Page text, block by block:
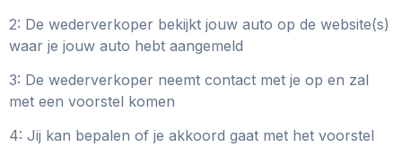
2: De wederverkoper bekijkt jouw auto op de website(s)
waar je jouw auto hebt aangemeld
3: De wederverkoper neemt contact met je op en zal
met een voorstel komen
4: Jij kan bepalen of je akkoord gaat met het voorstel